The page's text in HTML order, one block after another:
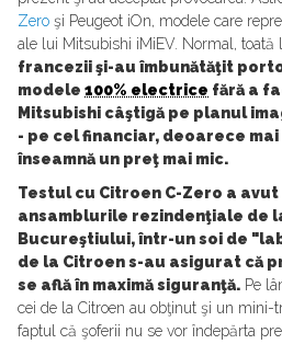
Zero şi Peugeot iOn, modele care
ale lui Mitsubishi iMiEV. Normal, toată
francezii şi-au îmbunătăţit
modele 100% electrice fără a
Mitsubishi câştigă pe planul
- pe cel financiar, deoarece
înseamnă un preţ mai mic.
Testul cu Citroen C-Zero a
ansamblurile rezindenţiale de
Bucureştiului, într-un soi de
de la Citroen s-au asigurat că
se află în maximă siguranţă. Pe
cei de la Citroen au obţinut şi un mini-
faptul că şoferii nu se vor îndepărta